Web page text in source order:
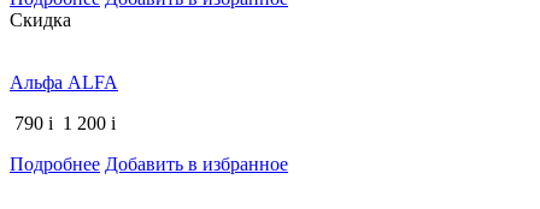
Скидка
Альфа ALFA
790 i 1 200 i
Подробнее Добавить в избранное